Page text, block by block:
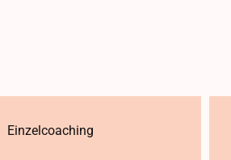
Einzelcoaching